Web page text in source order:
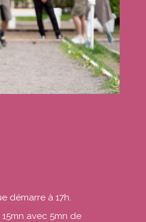
démarre à 17h.
avec 5mn de